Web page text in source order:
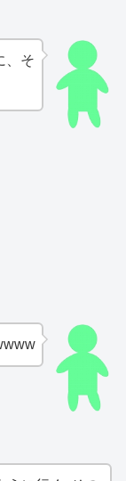
、そ